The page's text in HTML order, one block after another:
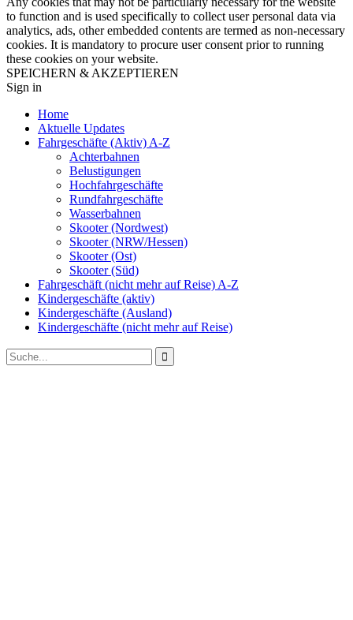
to function and is used specifically to collect user personal data via
analytics, ads, other embedded contents are termed as non-necessary
cookies. It is mandatory to procure user consent prior to running
these cookies on your website.
SPEICHERN & AKZEPTIEREN
Sign in
Home
Aktuelle Updates
Fahrgeschäfte (Aktiv) A-Z
Achterbahnen
Belustigungen
Hochfahrgeschäfte
Rundfahrgeschäfte
Wasserbahnen
Skooter (Nordwest)
Skooter (NRW/Hessen)
Skooter (Ost)
Skooter (Süd)
Fahrgeschäft (nicht mehr auf Reise) A-Z
Kindergeschäfte (aktiv)
Kindergeschäfte (Ausland)
Kindergeschäfte (nicht mehr auf Reise)